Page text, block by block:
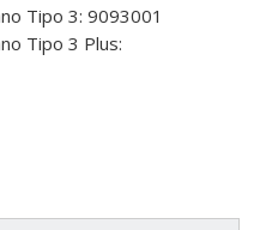
Tipo 3: 9093001
Tipo 3 Plus: